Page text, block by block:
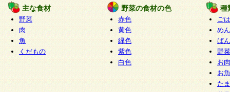
主な食材
野菜
肉
魚
くだもの
野菜の食材の色
赤色
黄色
緑色
紫色
白色
種
ご
めん
ぱん
野
お
お
た